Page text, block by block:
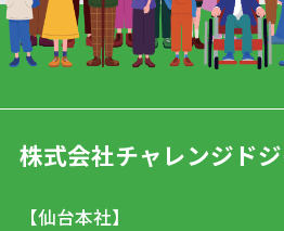
株式会社チャレンジド
【仙台本社】